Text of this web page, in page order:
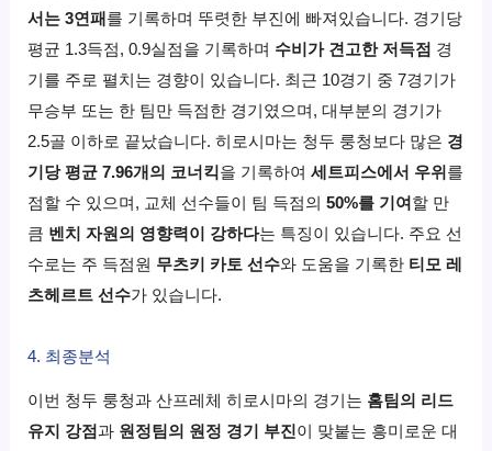
서는 3연패 를 기록하며 뚜렷한 부진에 빠져있습니다. 경기당
평균 1.3득점, 0.9실점을 기록하며 수비가 견고한 저득점 경
기를 주로 펼치는 경향이 있습니다. 최근 10경기 중 7경기가
무승부 또는 한 팀만 득점한 경기였으며, 대부분의 경기가
2.5골 이하로 끝났습니다. 히로시마는 청두 룽청보다 많은 경
기당 평균 7.96개의 코너킥을 기록하여세트피스에서 우위 를
점할 수 있으며, 교체 선수들이 팀 득점의50%를 기여 할 만
큼 벤치 자원의 영향력이 강하다는 특징이 있습니다. 주요 선
수로는 주 득점원 무츠키 카토 선수와 도움을 기록한 티모 레
츠헤르트 선수가 있습니다.
4. 최종분석
이번 청두 룽청과 산프레체 히로시마의 경기는 홈팀의 리드
유지 강점과 원정팀의 원정 경기 부진 이 맞붙는 흥미로운 대